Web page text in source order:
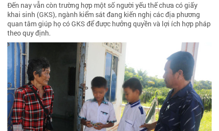
Đến nay vẫn còn trường hợp một số người yếu thế chưa có giấy
khai sinh (GKS), ngành kiểm sát đang kiến nghị các địa phương
quan tâm giúp họ có GKS để được hưởng quyền và lợi ích hợp pháp
theo quy định.